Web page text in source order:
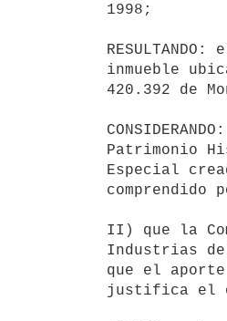
1998;
inmueble
420.392 de
Patrimonio
Especial
II) que la
Industrias
que el
justifica el